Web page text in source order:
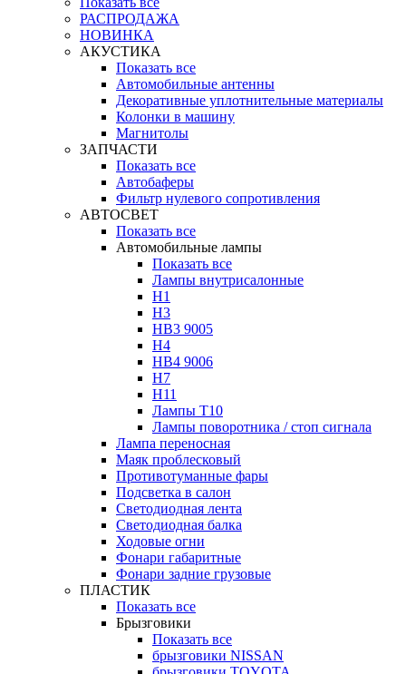
РАСПРОДАЖА
НОВИНКА
АКУСТИКА
Показать все
Автомобильные антенны
Декоративные уплотнительные материалы
Колонки в машину
Магнитолы
ЗАПЧАСТИ
Показать все
Автобаферы
Фильтр нулевого сопротивления
АВТОСВЕТ
Показать все
Автомобильные лампы
Показать все
Лампы внутрисалонные
H1
H3
HB3 9005
H4
HB4 9006
H7
H11
Лампы Т10
Лампы поворотника / стоп сигнала
Лампа переносная
Маяк проблесковый
Противотуманные фары
Подсветка в салон
Светодиодная лента
Светодиодная балка
Ходовые огни
Фонари габаритные
Фонари задние грузовые
ПЛАСТИК
Показать все
Брызговики
Показать все
брызговики NISSAN